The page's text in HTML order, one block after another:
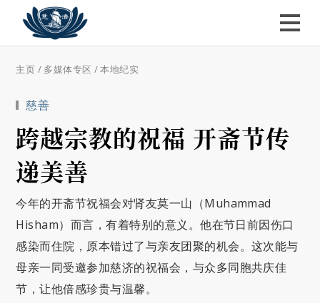
主页 / 多媒体专区 /本地纪实
慈善
跨越宗教的祝福 开斋节传
递美善
今年的开斋节祝福会对肾友莫一山（Muhammad
Hisham）而言，有着特别的意义。他在节日前因伤口
感染而住院，原本错过了与亲友团聚的机会。这次能与
母亲一同受邀参加慈济的祝福会，与众多同胞共庆佳
节，让他倍感珍贵与温馨。